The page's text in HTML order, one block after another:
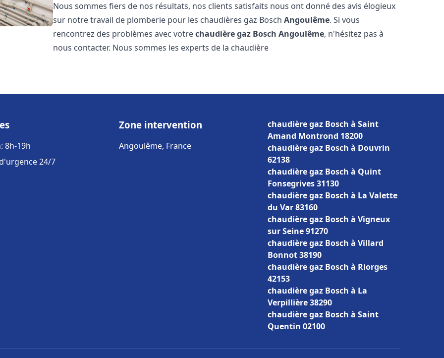
Nous sommes fiers de nos résultats, nos clients satisfaits nous ont donné des avis élogieux
sur notre travail de plomberie pour les chaudières gaz BoschAngoulême. Si vous
rencontrez des problèmes avec votrechaudière gaz Bosch Angoulême, n'hésitez pas à
nous contacter. Nous sommes les experts de la chaudière
8h-19h
24/7
Zone intervention
Angoulême, France
chaudière gaz Bosch à Saint
Amand Montrond 18200
chaudière gaz Bosch à Douvrin
62138
chaudière gaz Bosch à Quint
Fonsegrives 31130
chaudière gaz Bosch à La Valette
du Var 83160
chaudière gaz Bosch à Vigneux
sur Seine 91270
chaudière gaz Bosch à Villard
Bonnot 38190
chaudière gaz Bosch à Riorges
42153
chaudière gaz Bosch à La
Verpillière 38290
chaudière gaz Bosch à Saint
Quentin 02100